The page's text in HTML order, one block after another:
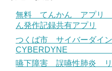
無料 てんかん アプリ
ん発作記録共有アプリ
つくば市 サイバーダイ
嚥下障害 誤嚥性肺炎 リ